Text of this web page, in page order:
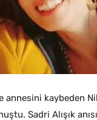
annesini kaybeden
Sadri Alışık